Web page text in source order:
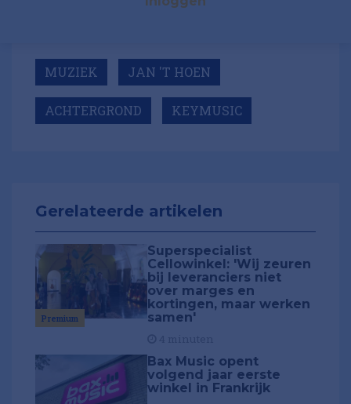
MUZIEK JAN 'T HOEN
ACHTERGROND KEYMUSIC
Gerelateerde artikelen
Premium
Superspecialist
Cellowinkel: 'Wij zeuren
bij leveranciers niet
over marges en
kortingen, maar werken
samen'
Bax Music opent
volgend jaar eerste
winkel in Frankrijk